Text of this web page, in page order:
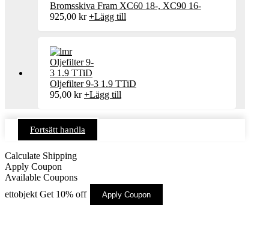
Bromsskiva Fram XC60 18-, XC90 16-
925,00 kr +Lägg till
Oljefilter 9-3 1.9 TTiD
95,00 kr +Lägg till
Fortsätt handla
Calculate Shipping
Apply Coupon
Available Coupons
ettobjekt Get 10% off Apply Coupon